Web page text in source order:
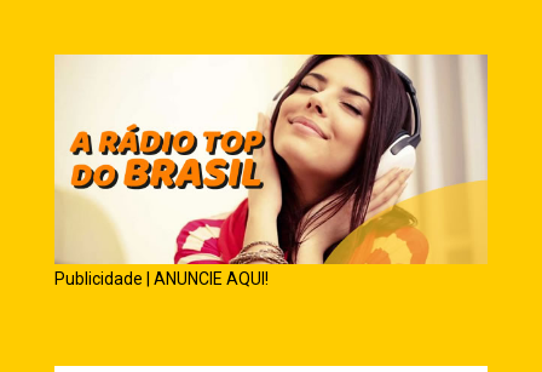
Publicidade | ANUNCIE AQUI!